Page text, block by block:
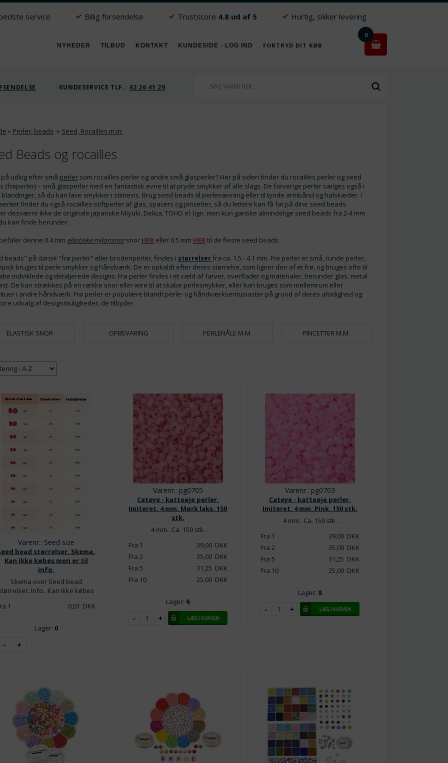
bedste service Billig forsendelse Trustscore 4.8 ud af 5 Hurtig, sikker levering
NYHEDER TILBUD KONTAKT KUNDESIDE - LOG IND FORTRYD DIT KØB
0
KUNDESERVICE TLF.: 42 26 41 29
» Perler, beads -» Seed, Rocailles m.m.
Beads og rocailles
på udkig efter små perler som rocailles perler og andre små glasperler? Her på siden finder du rocailles perler og seed
(frøperler) – små glasperler med en fantastisk evne til at pryde smykker af alle slags. De farverige perler sælges også i
blandinger, så du kan lave smykker i stimevis. Brug seed beads til perlevævning eller til tynde armbånd og halskæder. I
finder du også rocailles-stiftperler af glas, spacers og pincetter, så du lettere kan få fat på dine seed beads.
desværre ikke de originale japanske Miyuki, Delica, TOHO el. lign. men kun ganske almindelige seed beads fra 2-4 mm
kan finde herunder.
denne 0.4 mm elastiske nylonsnorsnor HER eller 0.5 mm HERtil de fleste seed beads
beads" på dansk "frø perler" eller broderiperler, findes i størrelser fra ca. 1.5 - 4.1 mm. Frø perler er små, runde perler,
bruges til perle smykker og håndværk. De er opkaldt efter deres størrelse, som ligner den af et frø, og bruges ofte til
indviklede og detaljerede designs. Frø perler findes i et væld af farver, overflader og materialer, herunder glas, metal
De kan strækkes på en række snor eller wire til at skabe perlesmykker, eller kan bruges som mellemrum eller
i andre håndværk. Frø perler er populære blandt perle- og håndværksentusiaster på grund af deres alsidighed og
udvalg af designmuligheder, de tilbyder.
ELASTISK SNOR OPBEVARING PERLENÅLE M.M. PINCETTER M.M.
Varenr.: Seed size
bead størrelser. Skema.
Kan ikke købes men er til
info.
Skema over Seed bead
Info.. Kan ikke købes
1
0,01 DKK
Lager: 0
Varenr.: pg0705
Cateye - katteøje perler.
Imiteret. 4 mm. Mørk laks. 150
stk.
4 mm. Ca. 150 stk.
Fra 1
39,00DKK
Fra 2
35,00DKK
Fra 5
31,25 DKK
Fra 10
25,00DKK
Lager: 6
Varenr.: pg0703
Cateye - katteøje perler.
Imiteret. 4 mm. Pink. 150 stk.
4 mm. Ca. 150 stk.
Fra 1
39,00DKK
Fra 2
35,00DKK
Fra 5
31,25 DKK
Fra 10
25,00DKK
Lager: 8